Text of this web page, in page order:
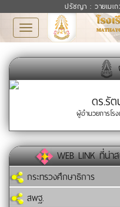
ปรัชญา : วายเมเ
Toggle
navigation
ดร.รั
ผู้อำนวยการโร
WEB LINK ที่น่า
กระทรวงศึกษาธิการ
สพฐ.